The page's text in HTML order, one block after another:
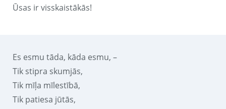
Ūsas ir visskaistākās!
Es esmu tāda, kāda esmu, –
Tik stipra skumjās,
Tik mīļa mīlestībā,
Tik patiesa jūtās,